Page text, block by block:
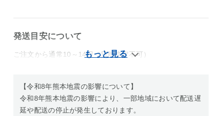
発送目安について
ご注文から通常10～14日（日時指定不可）
【令和8年熊本地震の影響について】
令和8年熊本地震の影響により、一部地域において配送遅
延や配送の停止が発生しております。